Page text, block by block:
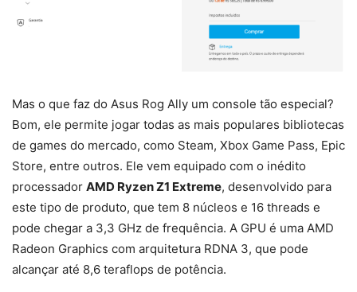
Mas o que faz do Asus Rog Ally um console tão especial?
Bom, ele permite jogar todas as mais populares bibliotecas
de games do mercado, como Steam, Xbox Game Pass, Epic
Store, entre outros. Ele vem equipado com o inédito
processador AMD Ryzen Z1 Extreme, desenvolvido para
este tipo de produto, que tem 8 núcleos e 16 threads e
pode chegar a 3,3 GHz de frequência. A GPU é uma AMD
Radeon Graphics com arquitetura RDNA 3, que pode
alcançar até 8,6 teraflops de potência.